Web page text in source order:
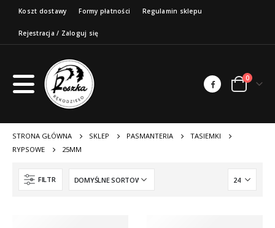
Koszt dostawy Formy płatności Regulamin sklepu
Rejestracja / Zaloguj się
0
STRONA GŁÓWNA SKLEP PASMANTERIA
TASIEMKI
RYPSOWE
25MM
FILTR